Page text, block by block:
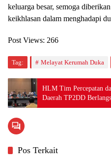
keluarga besar, semoga
keikhlasan dalam menghadapi
Post Views: 266
Tag: Melayat Kerumah Duka
HLM Tim Percepatan
Daerah TP2DD
SulutGo
Pos Terkait